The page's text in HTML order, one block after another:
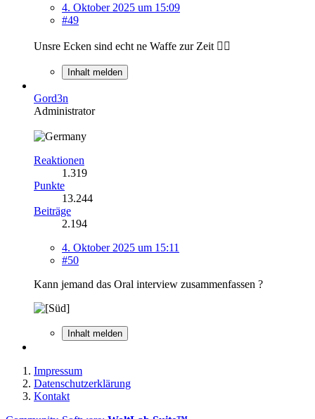
4. Oktober 2025 um 15:09
#49
Unsre Ecken sind echt ne Waffe zur Zeit 👍🏼
Inhalt melden
Gord3n
Administrator
Reaktionen
1.319
Punkte
13.244
Beiträge
2.194
4. Oktober 2025 um 15:11
#50
Kann jemand das Oral interview zusammenfassen ?
Inhalt melden
Impressum
Datenschutzerklärung
Kontakt